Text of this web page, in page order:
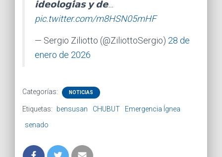
𝗶𝗱𝗲𝗼𝗹𝗼𝗴𝗶́𝗮𝘀 𝘆 𝗱𝗲…
pic.twitter.com/m8HSN05mHF
— Sergio Ziliotto (@ZiliottoSergio) 28 de
enero de 2026
Categorías: NOTICIAS
Etiquetas: bensusan CHUBUT
Emergencia Ígnea
senado